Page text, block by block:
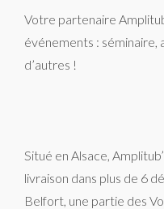
Votre partenaire
événements : séminaire,
d’autres !
Situé en Alsace,
livraison dans plus de 6
Belfort, une partie des